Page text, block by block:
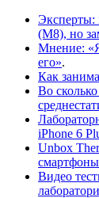
Эксперты:
(M8), но
Мнение:
его».
Как
Во
iPhone 6
Unbox
смартфоны
Видео